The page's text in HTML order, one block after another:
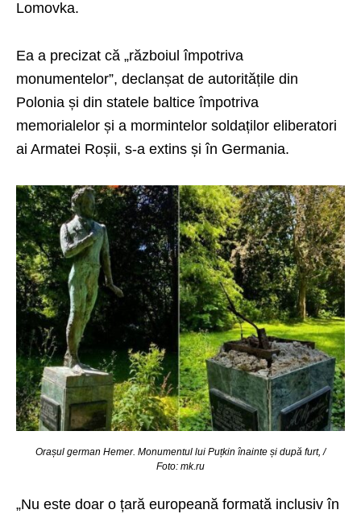
Lomovka.
Ea a precizat că „războiul împotriva
monumentelor”, declanșat de autoritățile din
Polonia și din statele baltice împotriva
memorialelor și a mormintelor soldaților eliberatori
ai Armatei Roșii, s-a extins și în Germania.
Orașul german Hemer. Monumentul lui Puțkin înainte și după furt, /
Foto: mk.ru
„Nu este doar o țară europeană formată inclusiv în